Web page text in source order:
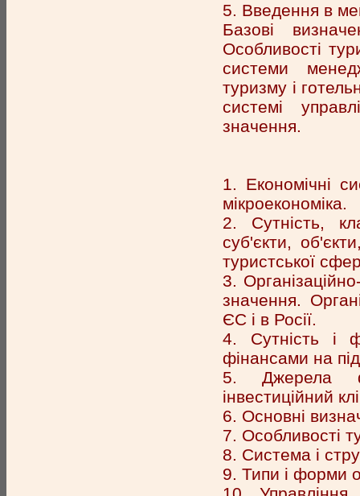
5. Введення в
Базові
Особливості
системи
туризму і
системі
значення.
1. Економічні
мікроекономіка.
2. Сутність,
суб'єкти,
туристської
3.
значення.
ЄС і в Росії.
4. Сутність і
фінансами на
5. Джерела
інвестиційний
6. Основні
7. Особливості
8. Система і
9. Типи і форми